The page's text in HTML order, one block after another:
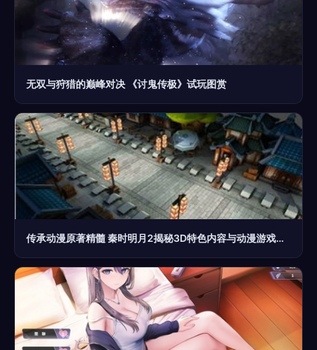
无双与狩猎的巅峰对决 《讨鬼传极》试玩图赏
传承动漫原著精髓 秦时明月2揭秘3D特色内容与动漫游戏开发的艺术